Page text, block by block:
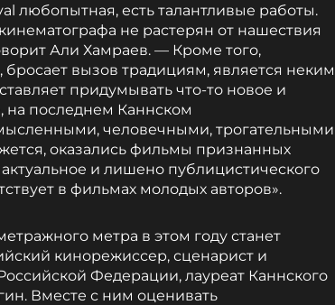
любопытная, есть талантливые работы.
не растерян от нашествия
Али Хамраев. — Кроме того,
вызов традициям, является неким
придумывать что-то новое и
на последнем Каннском
человечными, трогательными
оказались фильмы признанных
и лишено публицистического
в фильмах молодых авторов».
метра в этом году станет
кинорежиссер, сценарист и
Федерации, лауреат Каннского
Вместе с ним оценивать